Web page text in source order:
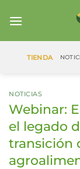
TIENDA
NOTICIAS
Webinar:
el legado
transición